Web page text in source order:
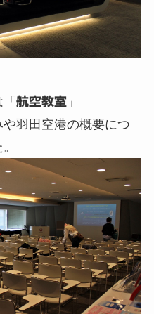
航空教室」
羽田空港の概要につ